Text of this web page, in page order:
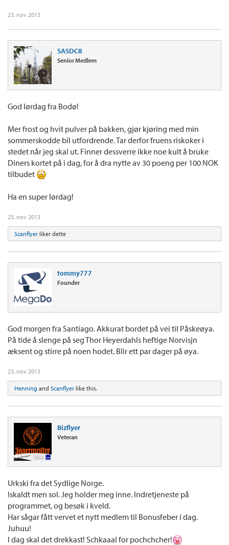
23. nov 2013
SASDC8
Senior Medlem
God lørdag fra Bodø!
Mer frost og hvit pulver på bakken, gjør kjøring med min
sommerskodde bil utfordrende. Tar derfor fruens riskoker i
stedet når jeg skal ut. Finner dessverre ikke noe kult å bruke
Diners kortet på i dag, for å dra nytte av 30 poeng per 100 NOK
tilbudet
Ha en super lørdag!
23. nov 2013
Scanflyer liker dette
tommy777
Founder
God morgen fra Santiago. Akkurat bordet på vei til Påskeøya.
På tide å slenge på seg Thor Heyerdahls heftige Norvisjn
æksent og stirre på noen hodet. Blir ett par dager på øya.
23. nov 2013
Henning and Scanflyer like this.
Bizflyer
Veteran
Urkski fra det Sydlige Norge.
Iskaldt men sol. Jeg holder meg inne. Indretjeneste på
programmet, og besøk i kveld.
Har sågar fått vervet et nytt medlem til Bonusfeber i dag.
Juhuu!
I dag skal det drekkast! Schkaaal for pochchcher!